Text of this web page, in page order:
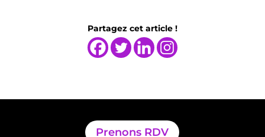
Partagez cet article !
Prenons RDV